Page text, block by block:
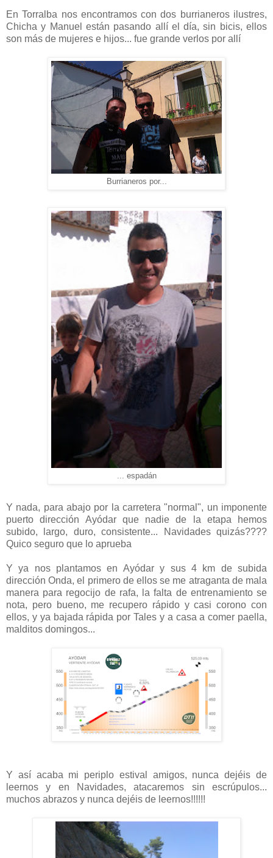
En Torralba nos encontramos con dos burrianeros ilustres,
Chicha y Manuel están pasando allí el día, sin bicis, ellos
son más de mujeres e hijos... fue grande verlos por allí
Burrianeros por...
... espadán
Y nada, para abajo por la carretera "normal", un imponente
puerto dirección Ayódar que nadie de la etapa hemos
subido, largo, duro, consistente... Navidades quizás????
Quico seguro que lo aprueba
Y ya nos plantamos en Ayódar y sus 4 km de subida
dirección Onda, el primero de ellos se me atraganta de mala
manera para regocijo de rafa, la falta de entrenamiento se
nota, pero bueno, me recupero rápido y casi corono con
ellos, y ya bajada rápida por Tales y a casa a comer paella,
malditos domingos...
Y así acaba mi periplo estival amigos, nunca dejéis de
leernos y en Navidades, atacaremos sin escrúpulos...
muchos abrazos y nunca dejéis de leernos!!!!!!